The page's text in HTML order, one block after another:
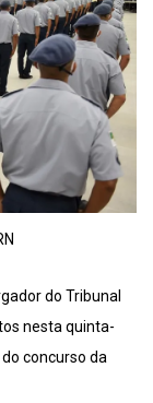
do Tribunal
nesta quinta-
concurso da